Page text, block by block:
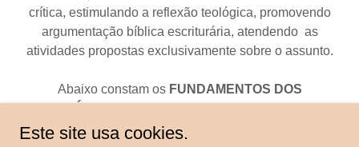
crítica, estimulando a reflexão teológica, promovendo
argumentação bíblica escriturária, atendendo as
atividades propostas exclusivamente sobre o assunto.
Abaixo constam os FUNDAMENTOS DOS
vistos como importantes para a dispensação do
Este site usa cookies.